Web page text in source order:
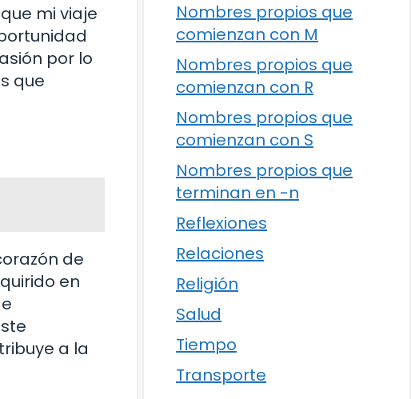
mi viaje
por lo
que
de
en
a la
Nombres propios que
comienzan con M
Nombres propios que
comienzan con R
Nombres propios que
comienzan con S
Nombres propios que
terminan en -n
Reflexiones
Relaciones
Religión
Salud
Tiempo
Transporte